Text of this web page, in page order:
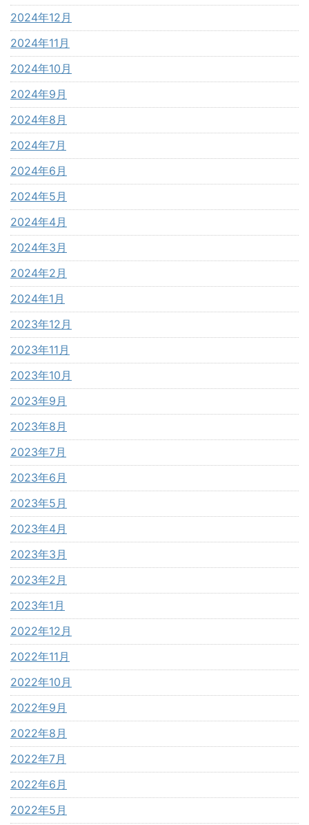
2024年12月
2024年11月
2024年10月
2024年9月
2024年8月
2024年7月
2024年6月
2024年5月
2024年4月
2024年3月
2024年2月
2024年1月
2023年12月
2023年11月
2023年10月
2023年9月
2023年8月
2023年7月
2023年6月
2023年5月
2023年4月
2023年3月
2023年2月
2023年1月
2022年12月
2022年11月
2022年10月
2022年9月
2022年8月
2022年7月
2022年6月
2022年5月